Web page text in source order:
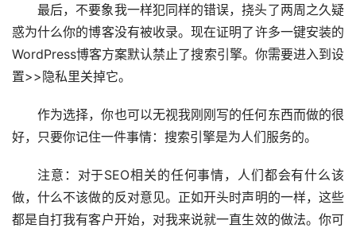
最后，不要象我一样犯同样的错误，挠头了两周之久疑
惑为什么你的博客没有被收录。现在证明了许多一键安装的
WordPress博客方案默认禁止了搜索引擎。你需要进入到设
置>>隐私里关掉它。
作为选择，你也可以无视我刚刚写的任何东西而做的很
好，只要你记住一件事情：搜索引擎是为人们服务的。
注意：对于SEO相关的任何事情，人们都会有什么该
做，什么不该做的反对意见。正如开头时声明的一样，这些
都是自打我有客户开始，对我来说就一直生效的做法。你可